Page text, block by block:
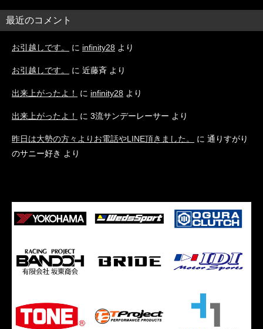
最近のコメント
お引越しです。 に infinity28 より
お引越しです。 に 近藤斉 より
出来上がったよ！ に infinity28 より
出来上がったよ！ に 3流サンデーレーサー より
昨日は大勢の方々よりお電話やLINE頂きました。 に 通りすがり
のサニー好き より